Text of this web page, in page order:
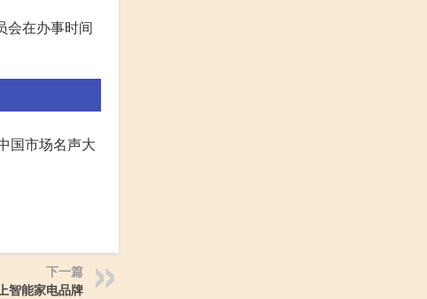
会在办事时间
国市场名声大
下一篇
智能家电品牌